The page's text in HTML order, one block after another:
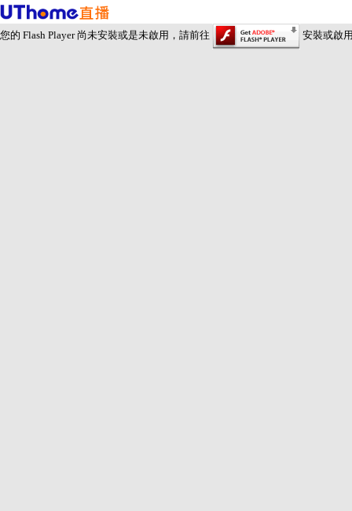
您的 Flash Player 尚未安裝或是未啟用，請前往 安裝或啟